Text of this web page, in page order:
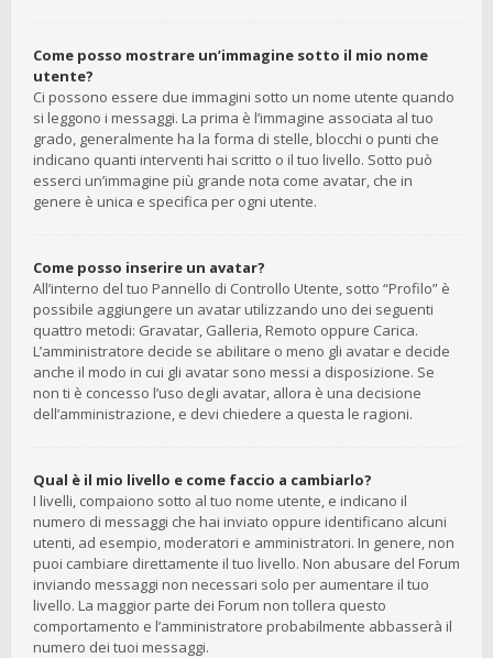
Come posso mostrare un’immagine sotto il mio nome
utente?
Ci possono essere due immagini sotto un nome utente quando
si leggono i messaggi. La prima è l’immagine associata al tuo
grado, generalmente ha la forma di stelle, blocchi o punti che
indicano quanti interventi hai scritto o il tuo livello. Sotto può
esserci un’immagine più grande nota come avatar, che in
genere è unica e specifica per ogni utente.
Come posso inserire un avatar?
All’interno del tuo Pannello di Controllo Utente, sotto “Profilo” è
possibile aggiungere un avatar utilizzando uno dei seguenti
quattro metodi: Gravatar, Galleria, Remoto oppure Carica.
L’amministratore decide se abilitare o meno gli avatar e decide
anche il modo in cui gli avatar sono messi a disposizione. Se
non ti è concesso l’uso degli avatar, allora è una decisione
dell’amministrazione, e devi chiedere a questa le ragioni.
Qual è il mio livello e come faccio a cambiarlo?
I livelli, compaiono sotto al tuo nome utente, e indicano il
numero di messaggi che hai inviato oppure identificano alcuni
utenti, ad esempio, moderatori e amministratori. In genere, non
puoi cambiare direttamente il tuo livello. Non abusare del Forum
inviando messaggi non necessari solo per aumentare il tuo
livello. La maggior parte dei Forum non tollera questo
comportamento e l’amministratore probabilmente abbasserà il
numero dei tuoi messaggi.